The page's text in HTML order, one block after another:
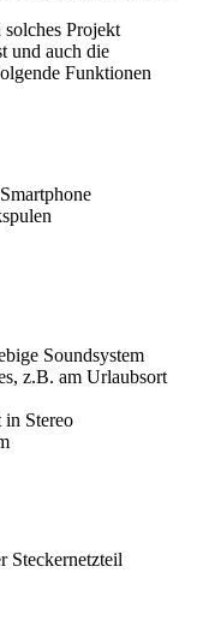
Projekt
und auch die
Funktionen
Soundsystem
z.B. am Urlaubsort
Stereo
Steckernetzteil